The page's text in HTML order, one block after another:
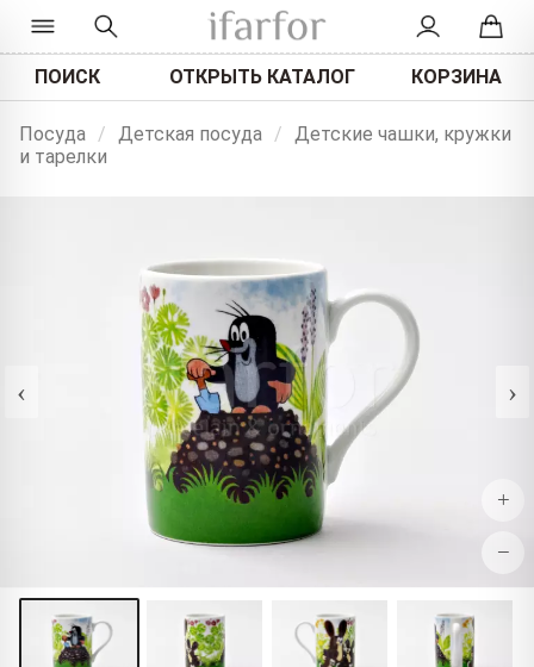
ПОИСК ОТКРЫТЬ КАТАЛОГ КОРЗИНА
Посуда / Детская посуда / Детские чашки, кружки
и тарелки
‹ ›
+
−